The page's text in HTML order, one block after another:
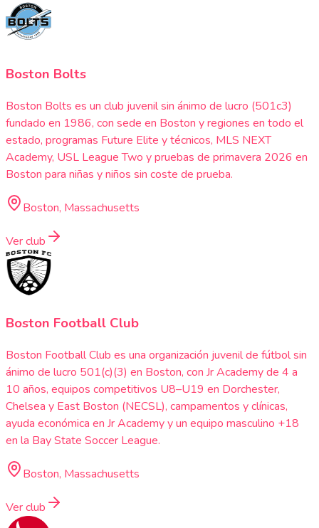
Boston Bolts
Boston Bolts es un club juvenil sin ánimo de lucro (501c3)
fundado en 1986, con sede en Boston y regiones en todo el
estado, programas Future Elite y técnicos, MLS NEXT
Academy, USL League Two y pruebas de primavera 2026 en
Boston para niñas y niños sin coste de prueba.
Boston, Massachusetts
Ver club
Boston Football Club
Boston Football Club es una organización juvenil de fútbol sin
ánimo de lucro 501(c)(3) en Boston, con Jr Academy de 4 a
10 años, equipos competitivos U8–U19 en Dorchester,
Chelsea y East Boston (NECSL), campamentos y clínicas,
ayuda económica en Jr Academy y un equipo masculino +18
en la Bay State Soccer League.
Boston, Massachusetts
Ver club